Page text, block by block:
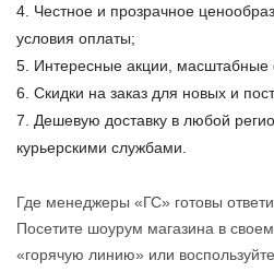
Честное и прозрачное
условия оплаты;
Интересные акции, масштабные
Скидки на заказ для новых и
Дешевую доставку в любой
курьерскими службами.
Где менеджеры «ГС» готовы
Посетите шоурум магазина в
«горячую линию» или